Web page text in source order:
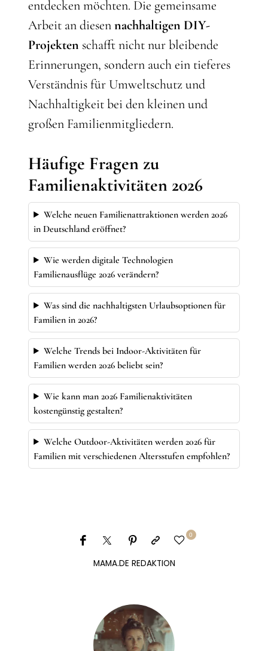
entdecken möchten. Die gemeinsame
Arbeit an diesennachhaltigen DIY-
Projekten schafft nicht nur bleibende
Erinnerungen, sondern auch ein tieferes
Verständnis für Umweltschutz und
Nachhaltigkeit bei den kleinen und
großen Familienmitgliedern.
Häufige Fragen zu
Familienaktivitäten 2026
Welche neuen Familienattraktionen werden 2026
in Deutschland eröffnet?
Wie werden digitale Technologien
Familienausflüge 2026 verändern?
Was sind die nachhaltigsten Urlaubsoptionen für
Familien in 2026?
Welche Trends bei Indoor-Aktivitäten für
Familien werden 2026 beliebt sein?
Wie kann man 2026 Familienaktivitäten
kostengünstig gestalten?
Welche Outdoor-Aktivitäten werden 2026 für
Familien mit verschiedenen Altersstufen empfohlen?
MAMA.DE REDAKTION
0